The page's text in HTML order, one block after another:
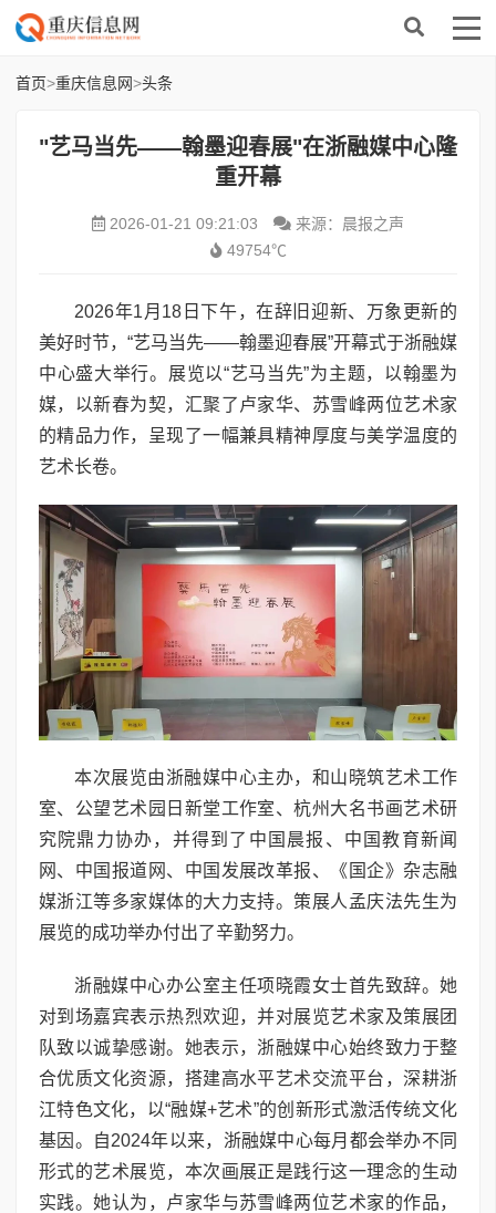
首页>重庆信息网>头条
"艺马当先——翰墨迎春展"在浙融媒中心隆
重开幕
2026-01-21 09:21:03
来源：晨报之声
49754℃
2026年1月18日下午，在辞旧迎新、万象更新的
美好时节，“艺马当先——翰墨迎春展”开幕式于浙融媒
中心盛大举行。展览以“艺马当先”为主题，以翰墨为
媒，以新春为契，汇聚了卢家华、苏雪峰两位艺术家
的精品力作，呈现了一幅兼具精神厚度与美学温度的
艺术长卷。
本次展览由浙融媒中心主办，和山晓筑艺术工作
室、公望艺术园日新堂工作室、杭州大名书画艺术研
究院鼎力协办，并得到了中国晨报、中国教育新闻
网、中国报道网、中国发展改革报、《国企》杂志融
媒浙江等多家媒体的大力支持。策展人孟庆法先生为
展览的成功举办付出了辛勤努力。
浙融媒中心办公室主任项晓霞女士首先致辞。她
对到场嘉宾表示热烈欢迎，并对展览艺术家及策展团
队致以诚挚感谢。她表示，浙融媒中心始终致力于整
合优质文化资源，搭建高水平艺术交流平台，深耕浙
江特色文化，以“融媒+艺术”的创新形式激活传统文化
基因。自2024年以来，浙融媒中心每月都会举办不同
形式的艺术展览，本次画展正是践行这一理念的生动
实践。她认为，卢家华与苏雪峰两位艺术家的作品，